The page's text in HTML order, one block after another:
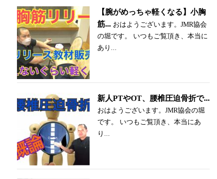
【腕がめっちゃ軽くなる】小胸
筋... おはようございます。JMR協会
の堀です。 いつもご覧頂き、本当に
あり...
新人PTやOT、腰椎圧迫骨折で...
おはようございます。JMR協会の堀
です。 いつもご覧頂き、本当にあ
り...